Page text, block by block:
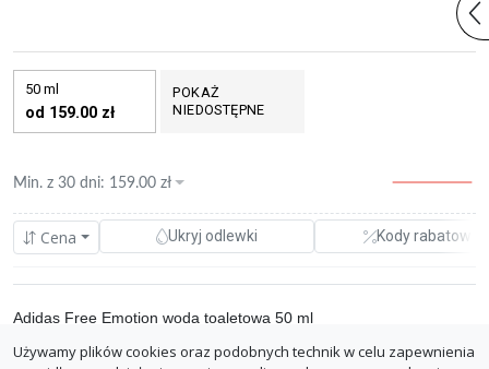
50 ml
od 159.00 zł
POKAŻ
NIEDOSTĘPNE
Cena Ukryj odlewki Kody rabatowe
Min. z 30 dni: 159.00 zł
allegro(Vintage-Perfumes)
Adidas Free Emotion woda toaletowa 50 ml
0.00%
Używamy plików cookies oraz podobnych technik w celu zapewnienia